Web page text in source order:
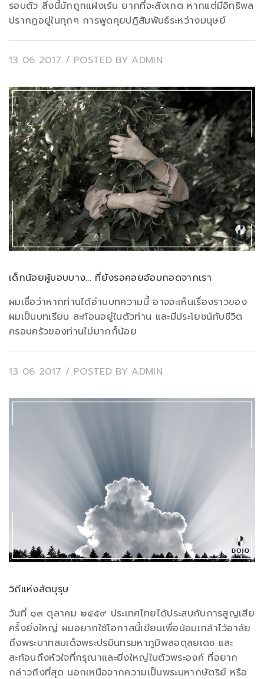
รอบตัว สิ่งนี้มักถูกแฝงเร้น ยากที่จะสังเกต หากแต่มีอิทธิพล
ปรากฏอยู่ในทุกๆ การพูดคุยปฏิสัมพันธ์ระหว่างมนุษย์
13 06 2017 / POSTED BY ADMIN
เด็กน้อยผู้บอบบาง... ที่ยังรอคอยอ้อมกอดจากเรา
ผมเชื่อว่าหากท่านได้อ่านบทความนี้ อาจจะเห็นเรื่องราวของ
ผมเป็นบทเรียน สะท้อนอยู่ในตัวท่าน และมีประโยชน์กับชีวิต
ครอบครัวของท่านไม่มากก็น้อย
13 06 2017 / POSTED BY ADMIN
วิถีแห่งสัตบุรุษ
วันที่ ๑๓ ตุลาคม ๒๕๕๙ ประเทศไทยได้ประสบกับการสูญเสีย
ครั้งยิ่งใหญ่ ผมอยากใช้โอกาสนี้เขียนเพื่อน้อมเกล้าไว้อาลัย
ถึงพระบาทสมเด็จพระปรมินทรมหาภูมิพลอดุลยเดช และ
สะท้อนถึงหัวใจที่กรุณาและยิ่งใหญ่ในตัวพระองค์ ที่อยาก
กล่าวถึงที่สุด นอกเหนือจากความเป็นพระมหากษัตริย์ หรือ